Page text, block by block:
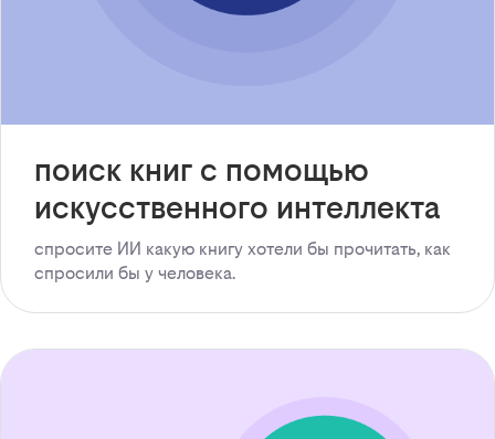
поиск книг с помощью
искусственного интеллекта
спросите ИИ какую книгу хотели бы прочитать, как
спросили бы у человека.